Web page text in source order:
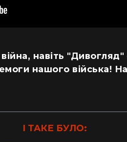
навіть "Дивогляд"
нашого війська!
І ТАКЕ БУЛО: